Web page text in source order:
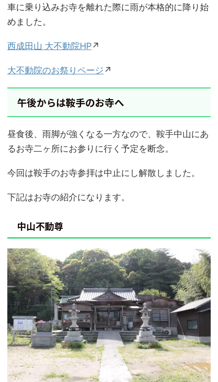
車に乗り込みお寺を離れた際に雨が本格的に降り始
めました。
西成田山 大不動院HP↗
大不動院のお祭りページ↗
午後からは鞍手のお寺へ
昼食後、雨脚が強くなる一方なので、鞍手中山にあ
るお寺二ヶ所にお参りに行く予定を断念。
今回は鞍手のお寺参拝は中止にし解散しました。
下記はお寺の紹介になります。
中山不動尊